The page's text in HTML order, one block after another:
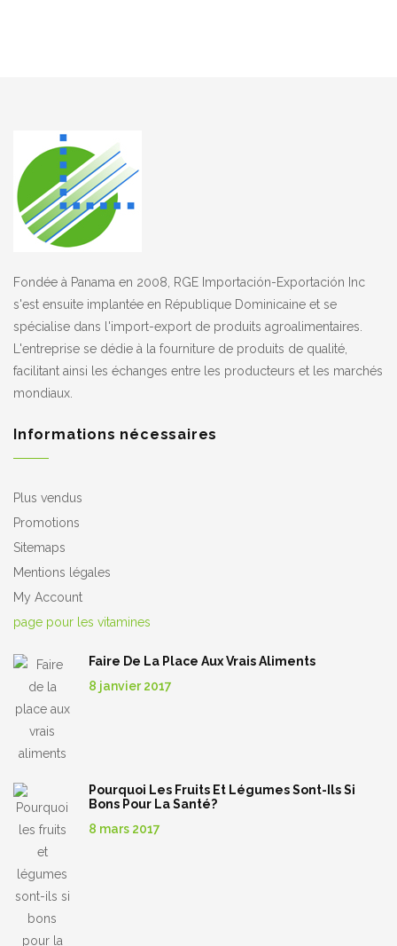
Fondée à Panama en 2008, RGE Importación-Exportación Inc
s'est ensuite implantée en République Dominicaine et se
spécialise dans l'import-export de produits agroalimentaires.
L'entreprise se dédie à la fourniture de produits de qualité,
facilitant ainsi les échanges entre les producteurs et les marchés
mondiaux.
Informations nécessaires
Plus vendus
Promotions
Sitemaps
Mentions légales
My Account
page pour les vitamines
Faire De La Place Aux Vrais Aliments
8 janvier 2017
Pourquoi Les Fruits Et Légumes Sont-Ils Si
Bons Pour La Santé?
8 mars 2017